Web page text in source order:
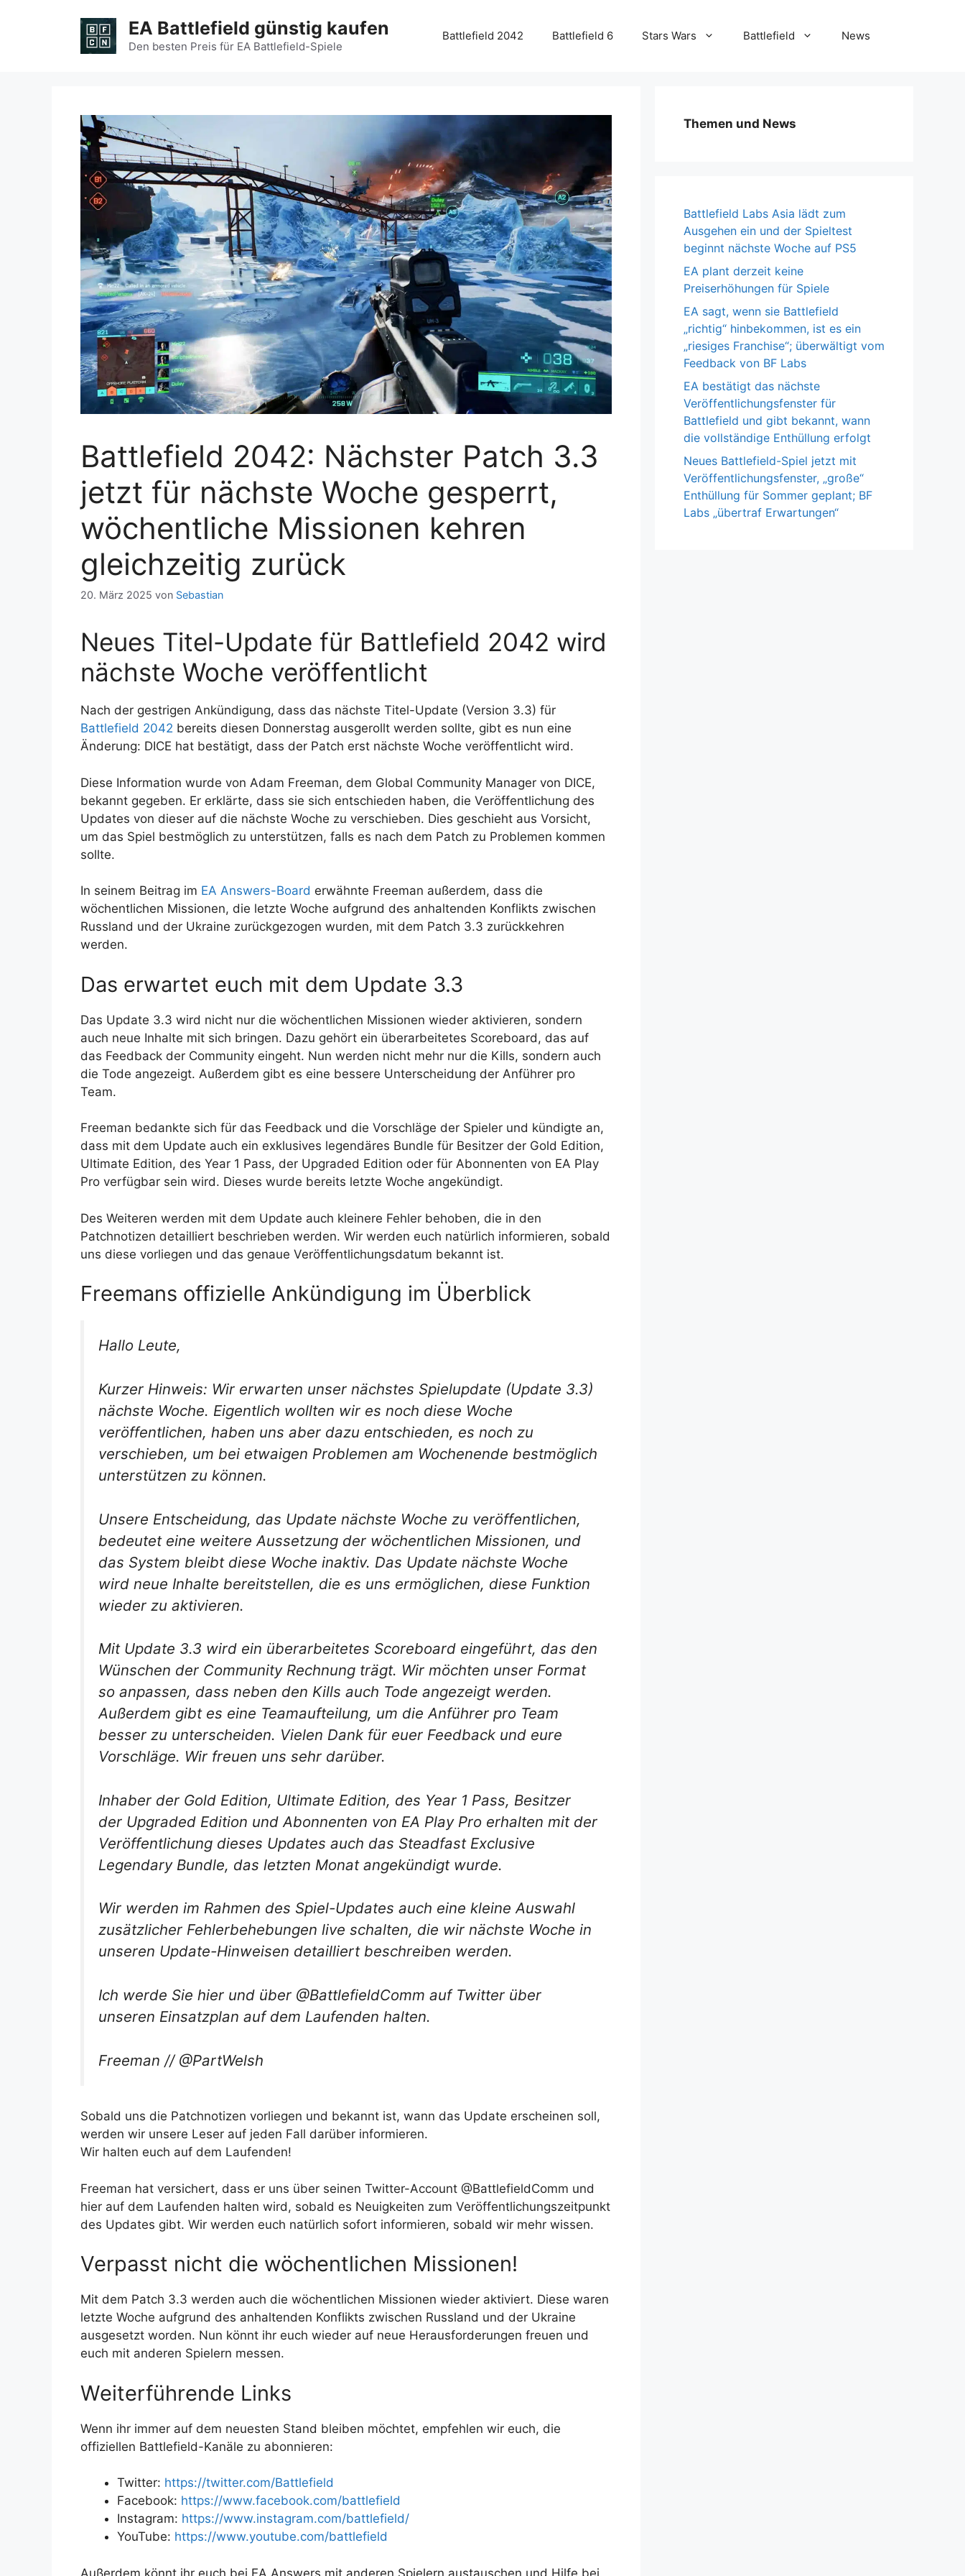
EA Battlefield günstig kaufen
Den besten Preis für EA Battlefield-Spiele
Battlefield 2042 Battlefield 6 Stars Wars Battlefield News
Battlefield 2042: Nächster Patch 3.3
jetzt für nächste Woche gesperrt,
wöchentliche Missionen kehren
gleichzeitig zurück
20. März 2025 von Sebastian
Neues Titel-Update für Battlefield 2042 wird
nächste Woche veröffentlicht
Nach der gestrigen Ankündigung, dass das nächste Titel-Update (Version 3.3) für
Battlefield 2042 bereits diesen Donnerstag ausgerollt werden sollte, gibt es nun eine
Änderung: DICE hat bestätigt, dass der Patch erst nächste Woche veröffentlicht wird.
Diese Information wurde von Adam Freeman, dem Global Community Manager von DICE,
bekannt gegeben. Er erklärte, dass sie sich entschieden haben, die Veröffentlichung des
Updates von dieser auf die nächste Woche zu verschieben. Dies geschieht aus Vorsicht,
um das Spiel bestmöglich zu unterstützen, falls es nach dem Patch zu Problemen kommen
sollte.
In seinem Beitrag im EA Answers-Board erwähnte Freeman außerdem, dass die
wöchentlichen Missionen, die letzte Woche aufgrund des anhaltenden Konflikts zwischen
Russland und der Ukraine zurückgezogen wurden, mit dem Patch 3.3 zurückkehren
werden.
Das erwartet euch mit dem Update 3.3
Das Update 3.3 wird nicht nur die wöchentlichen Missionen wieder aktivieren, sondern
auch neue Inhalte mit sich bringen. Dazu gehört ein überarbeitetes Scoreboard, das auf
das Feedback der Community eingeht. Nun werden nicht mehr nur die Kills, sondern auch
die Tode angezeigt. Außerdem gibt es eine bessere Unterscheidung der Anführer pro
Team.
Freeman bedankte sich für das Feedback und die Vorschläge der Spieler und kündigte an,
dass mit dem Update auch ein exklusives legendäres Bundle für Besitzer der Gold Edition,
Ultimate Edition, des Year 1 Pass, der Upgraded Edition oder für Abonnenten von EA Play
Pro verfügbar sein wird. Dieses wurde bereits letzte Woche angekündigt.
Des Weiteren werden mit dem Update auch kleinere Fehler behoben, die in den
Patchnotizen detailliert beschrieben werden. Wir werden euch natürlich informieren, sobald
uns diese vorliegen und das genaue Veröffentlichungsdatum bekannt ist.
Freemans offizielle Ankündigung im Überblick
Hallo Leute,
Kurzer Hinweis: Wir erwarten unser nächstes Spielupdate (Update 3.3)
nächste Woche. Eigentlich wollten wir es noch diese Woche
veröffentlichen, haben uns aber dazu entschieden, es noch zu
verschieben, um bei etwaigen Problemen am Wochenende bestmöglich
unterstützen zu können.
Unsere Entscheidung, das Update nächste Woche zu veröffentlichen,
bedeutet eine weitere Aussetzung der wöchentlichen Missionen, und
das System bleibt diese Woche inaktiv. Das Update nächste Woche
wird neue Inhalte bereitstellen, die es uns ermöglichen, diese Funktion
wieder zu aktivieren.
Mit Update 3.3 wird ein überarbeitetes Scoreboard eingeführt, das den
Wünschen der Community Rechnung trägt. Wir möchten unser Format
so anpassen, dass neben den Kills auch Tode angezeigt werden.
Außerdem gibt es eine Teamaufteilung, um die Anführer pro Team
besser zu unterscheiden. Vielen Dank für euer Feedback und eure
Vorschläge. Wir freuen uns sehr darüber.
Inhaber der Gold Edition, Ultimate Edition, des Year 1 Pass, Besitzer
der Upgraded Edition und Abonnenten von EA Play Pro erhalten mit der
Veröffentlichung dieses Updates auch das Steadfast Exclusive
Legendary Bundle, das letzten Monat angekündigt wurde.
Wir werden im Rahmen des Spiel-Updates auch eine kleine Auswahl
zusätzlicher Fehlerbehebungen live schalten, die wir nächste Woche in
unseren Update-Hinweisen detailliert beschreiben werden.
Ich werde Sie hier und über @BattlefieldComm auf Twitter über
unseren Einsatzplan auf dem Laufenden halten.
Freeman // @PartWelsh
Sobald uns die Patchnotizen vorliegen und bekannt ist, wann das Update erscheinen soll,
werden wir unsere Leser auf jeden Fall darüber informieren.
Wir halten euch auf dem Laufenden!
Freeman hat versichert, dass er uns über seinen Twitter-Account @BattlefieldComm und
hier auf dem Laufenden halten wird, sobald es Neuigkeiten zum Veröffentlichungszeitpunkt
des Updates gibt. Wir werden euch natürlich sofort informieren, sobald wir mehr wissen.
Verpasst nicht die wöchentlichen Missionen!
Mit dem Patch 3.3 werden auch die wöchentlichen Missionen wieder aktiviert. Diese waren
letzte Woche aufgrund des anhaltenden Konflikts zwischen Russland und der Ukraine
ausgesetzt worden. Nun könnt ihr euch wieder auf neue Herausforderungen freuen und
euch mit anderen Spielern messen.
Weiterführende Links
Wenn ihr immer auf dem neuesten Stand bleiben möchtet, empfehlen wir euch, die
offiziellen Battlefield-Kanäle zu abonnieren:
Twitter: https://twitter.com/Battlefield
Facebook: https://www.facebook.com/battlefield
Instagram: https://www.instagram.com/battlefield/
YouTube: https://www.youtube.com/battlefield
Außerdem könnt ihr euch bei EA Answers mit anderen Spielern austauschen und Hilfe bei
Themen und News
Battlefield Labs Asia lädt zum
Ausgehen ein und der Spieltest
beginnt nächste Woche auf PS5
EA plant derzeit keine
Preiserhöhungen für Spiele
EA sagt, wenn sie Battlefield
„richtig“ hinbekommen, ist es ein
„riesiges Franchise“; überwältigt vom
Feedback von BF Labs
EA bestätigt das nächste
Veröffentlichungsfenster für
Battlefield und gibt bekannt, wann
die vollständige Enthüllung erfolgt
Neues Battlefield-Spiel jetzt mit
Veröffentlichungsfenster, „große“
Enthüllung für Sommer geplant; BF
Labs „übertraf Erwartungen“